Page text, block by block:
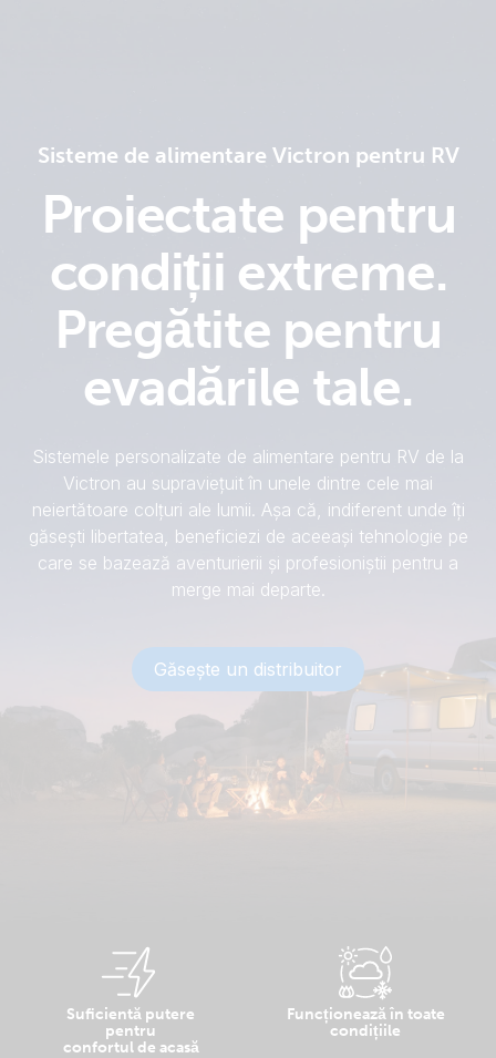
SmartSolar
SmartShunt
Sisteme de alimentare Victron pentru RV
Proiectate pentru
condiții extreme.
Pregătite pentru
evadările tale.
Sistemele personalizate de alimentare pentru RV de la
Victron au supraviețuit în unele dintre cele mai
neiertătoare colțuri ale lumii. Așa că, indiferent unde îți
găsești libertatea, beneficiezi de aceeași tehnologie pe
care se bazează aventurierii și profesioniștii pentru a
merge mai departe.
Găsește un distribuitor
Suficientă putere
pentru
confortul de acasă
Funcționează în toate
condițiile